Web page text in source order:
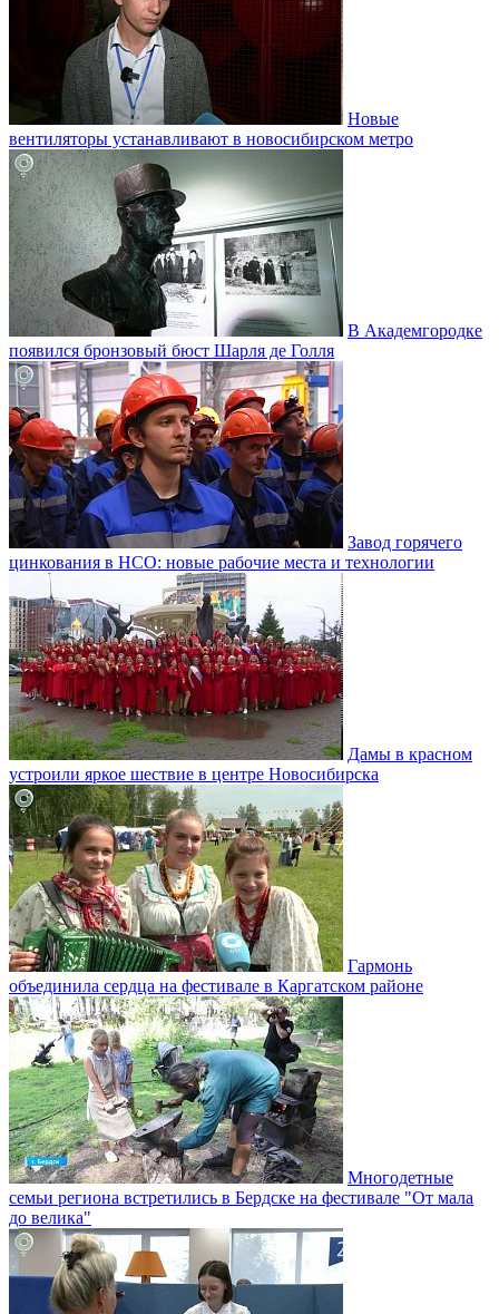
Новые
вентиляторы устанавливают в новосибирском метро
В Академгородке
появился бронзовый бюст Шарля де Голля
Завод горячего
цинкования в НСО: новые рабочие места и технологии
Дамы в красном
устроили яркое шествие в центре Новосибирска
Гармонь
объединила сердца на фестивале в Каргатском районе
Многодетные
семьи региона встретились в Бердске на фестивале "От мала
до велика"